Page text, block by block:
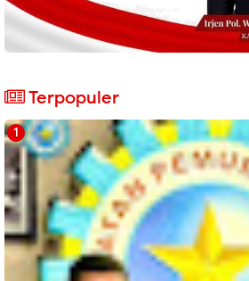
Terpopuler